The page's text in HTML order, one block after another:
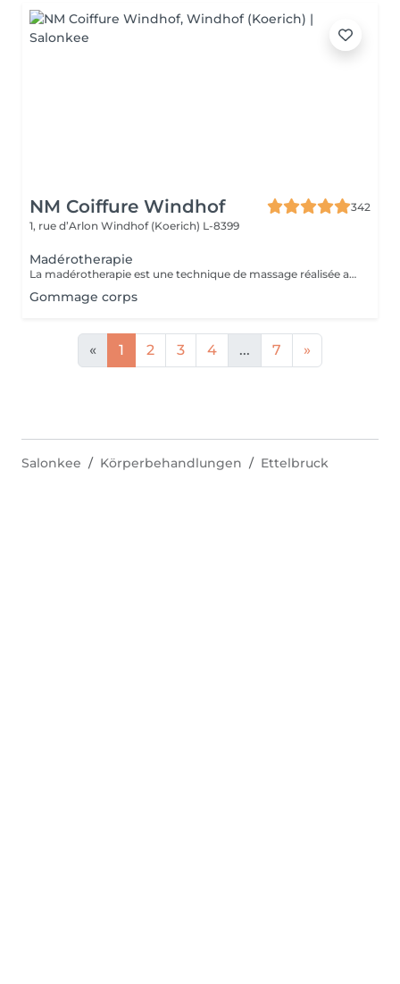
NM Coiffure Windhof
342
1, rue d’Arlon Windhof (Koerich) L-8399
Madérotherapie
La madérotherapie est une technique de massage réalisée avec des instruments en bois spécialement éllaboré affin de sculpter , tonifier votre corps. Naturelle et non invasive, celle- ci offre des résultats visibles et surtout durable dans le temps. Ses bienfaits : - Réduction de la cellulite - Grande amélioration de la circulation sanguine et lymphatique - Raffermissement de la peau - Diminution des tensions musculaires - Remodelage de la silhouette
Gommage corps
« 1 2 3 4 ... 7 »
Salonkee Körperbehandlungen Ettelbruck